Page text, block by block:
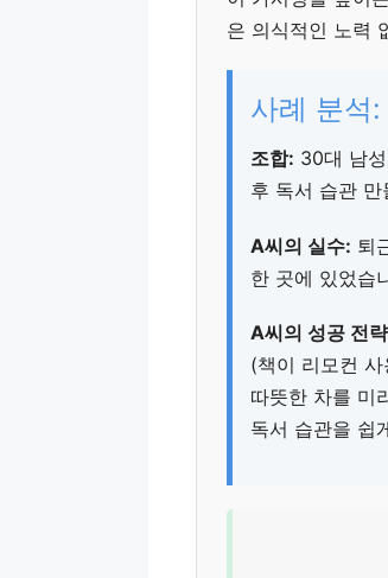
은 의식적인 노력
사례 분석:
조합: 30대 남
후 독서 습관 만
A씨의 실수: 퇴
한 곳에 있었습
A씨의 성공 전
(책이 리모컨
따뜻한 차를 미
독서 습관을 쉽